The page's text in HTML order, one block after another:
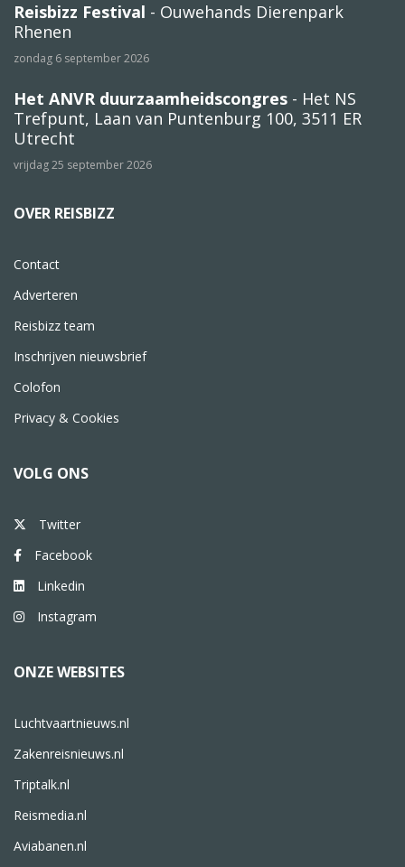
Reisbizz Festival - Ouwehands Dierenpark
Rhenen
zondag 6 september 2026
Het ANVR duurzaamheidscongres - Het NS
Trefpunt, Laan van Puntenburg 100, 3511 ER
Utrecht
vrijdag 25 september 2026
OVER REISBIZZ
Contact
Adverteren
Reisbizz team
Inschrijven nieuwsbrief
Colofon
Privacy & Cookies
VOLG ONS
Twitter
Facebook
Linkedin
Instagram
ONZE WEBSITES
Luchtvaartnieuws.nl
Zakenreisnieuws.nl
Triptalk.nl
Reismedia.nl
Aviabanen.nl